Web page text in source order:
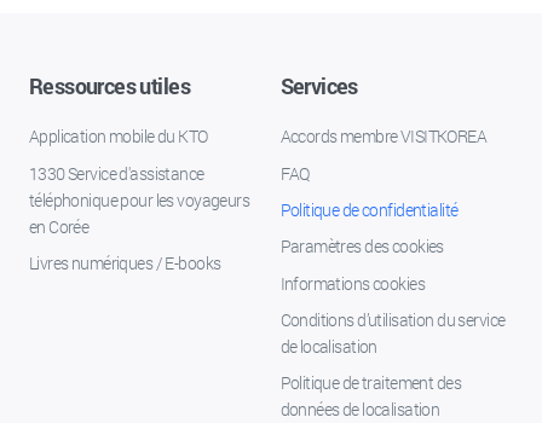
Ressources utiles
Application mobile du KTO
1330 Service d'assistance
téléphonique pour les voyageurs
en Corée
Livres numériques / E-books
Services
Accords membre VISITKOREA
FAQ
Politique de confidentialité
Paramètres des cookies
Informations cookies
Conditions d’utilisation du service
de localisation
Politique de traitement des
données de localisation